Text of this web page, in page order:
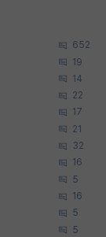
652
19
14
22
17
21
32
16
5
16
5
5